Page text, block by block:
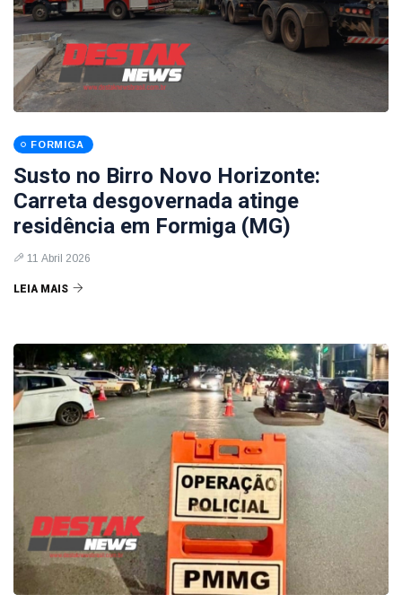
FORMIGA
Susto no Birro Novo Horizonte:
Carreta desgovernada atinge
residência em Formiga (MG)
11 Abril 2026
LEIA MAIS